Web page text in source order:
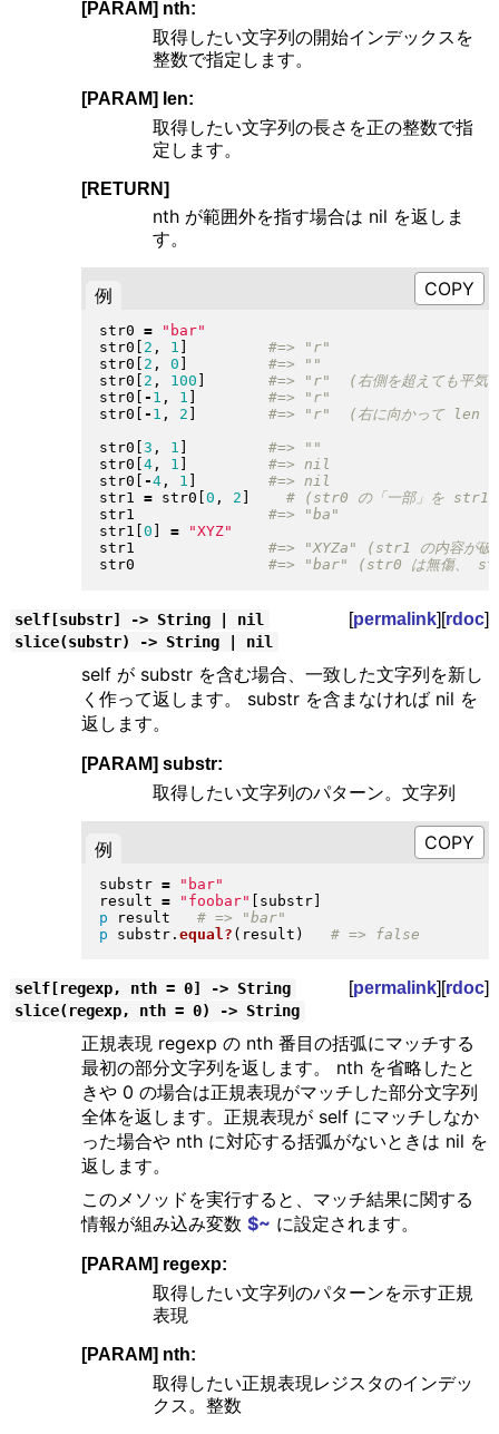
[PARAM] nth:
取得したい文字列の開始インデックスを
整数で指定します。
[PARAM] len:
取得したい文字列の長さを正の整数で指
定します。
[RETURN]
nth が範囲外を指す場合は nil を返しま
す。
例
str0 = " bar"
str0
2 , 1
str0
2 , 0
str0
2 , 100
str0
- 1 , 1
str0
- 1 , 2
str0 3 , 1
str0 4, 1
str0
-4, 1
str1 = str0 0 , 2
str1
str1 0 = "XYZ"
str1
str0
self[substr] -> String | nil [permalink][rdoc]
slice(substr) -> String | nil
self が substr を含む場合、一致した文字列を新し
く作って返します。 substr を含まなければ nil を
返します。
[PARAM] substr:
取得したい文字列のパターン。文字列
例
substr = " bar"
result = " foobar" [ substr]
p result
p substr. equal? ( result )
self[regexp, nth = 0] -> String [permalink][rdoc]
slice(regexp, nth = 0) -> String
正規表現 regexp の nth 番目の括弧にマッチする
最初の部分文字列を返します。 nth を省略したと
きや 0 の場合は正規表現がマッチした部分文字列
全体を返します。正規表現が self にマッチしなか
った場合や nth に対応する括弧がないときは nil を
返します。
このメソッドを実行すると、マッチ結果に関する
情報が組み込み変数 $~ に設定されます。
[PARAM] regexp:
取得したい文字列のパターンを示す正規
表現
[PARAM] nth:
取得したい正規表現レジスタのインデッ
クス。整数